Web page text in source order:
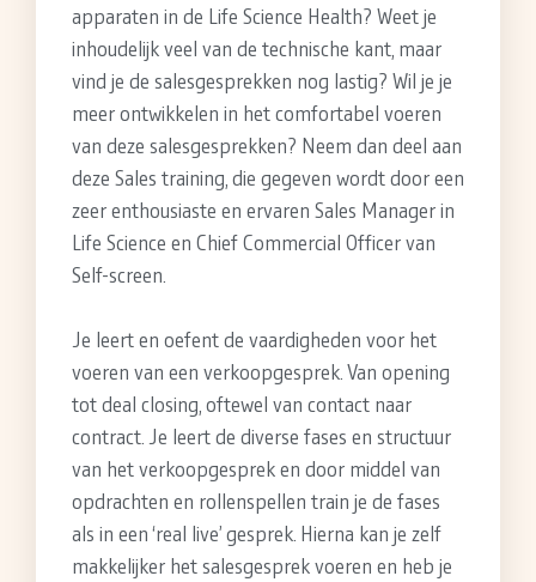
apparaten in de Life Science Health? Weet je
inhoudelijk veel van de technische kant, maar
vind je de salesgesprekken nog lastig? Wil je je
meer ontwikkelen in het comfortabel voeren
van deze salesgesprekken? Neem dan deel aan
deze Sales training, die gegeven wordt door een
zeer enthousiaste en ervaren Sales Manager in
Life Science en Chief Commercial Officer van
Self-screen.
Je leert en oefent de vaardigheden voor het
voeren van een verkoopgesprek. Van opening
tot deal closing, oftewel van contact naar
contract. Je leert de diverse fases en structuur
van het verkoopgesprek en door middel van
opdrachten en rollenspellen train je de fases
als in een ‘real live’ gesprek. Hierna kan je zelf
makkelijker het salesgesprek voeren en heb je